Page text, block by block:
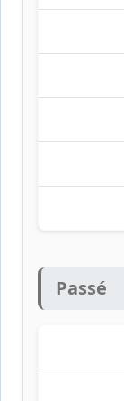
Passé